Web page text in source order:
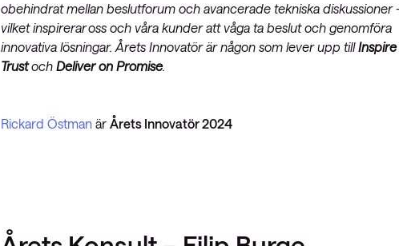
obehindrat mellan beslutforum och avancerade tekniska diskussioner
vilket inspirerar oss och våra kunder att våga ta beslut och genomföra
innovativa lösningar. Årets Innovatör är någon som lever upp tillInspire
Trustoch Deliver on Promise.
Rickard Östmanär Årets Innovatör 2024